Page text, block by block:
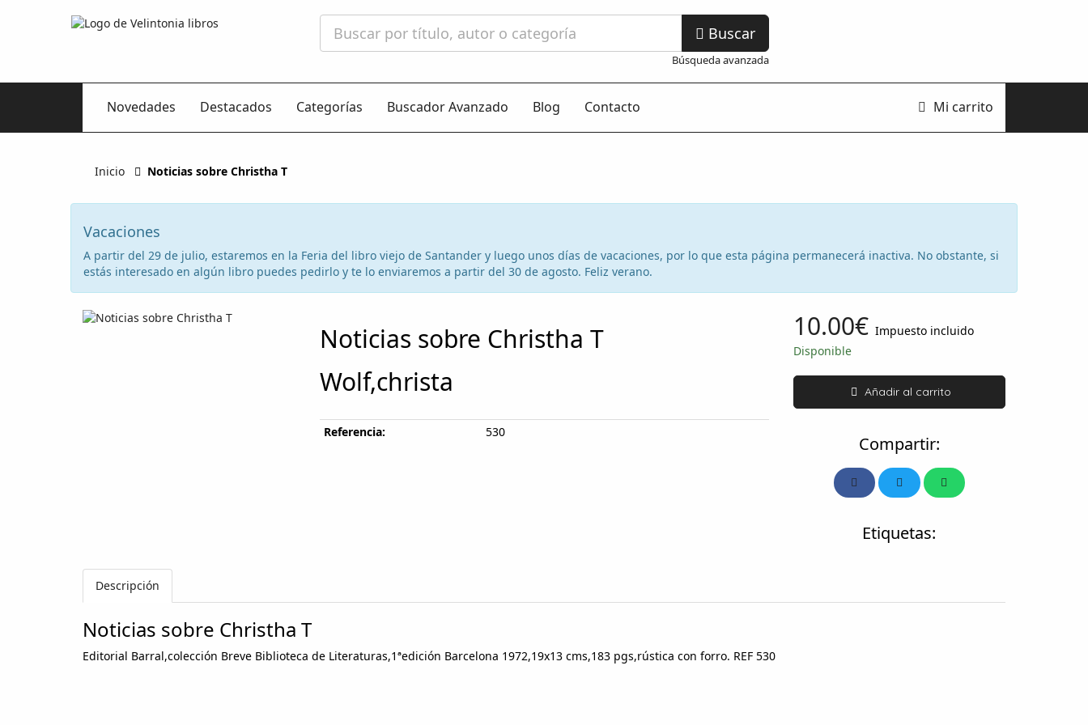
Buscar
Búsqueda avanzada
Novedades Destacados Categorías Buscador Avanzado Blog Contacto Mi carrito
Inicio Noticias sobre Christha T
Vacaciones
A partir del 29 de julio, estaremos en la Feria del libro viejo de Santander y luego unos días de vacaciones, por lo que esta página permanecerá inactiva. No obstante, si
estás interesado en algún libro puedes pedirlo y te lo enviaremos a partir del 30 de agosto. Feliz verano.
Noticias sobre Christha T
Wolf,christa
Referencia: 530
10.00€ Impuesto incluido
Disponible
Añadir al carrito
Compartir:
Etiquetas:
Descripción
Noticias sobre Christha T
Editorial Barral,colección Breve Biblioteca de Literaturas,1ªedición Barcelona 1972,19x13 cms,183 pgs,rústica con forro. REF 530